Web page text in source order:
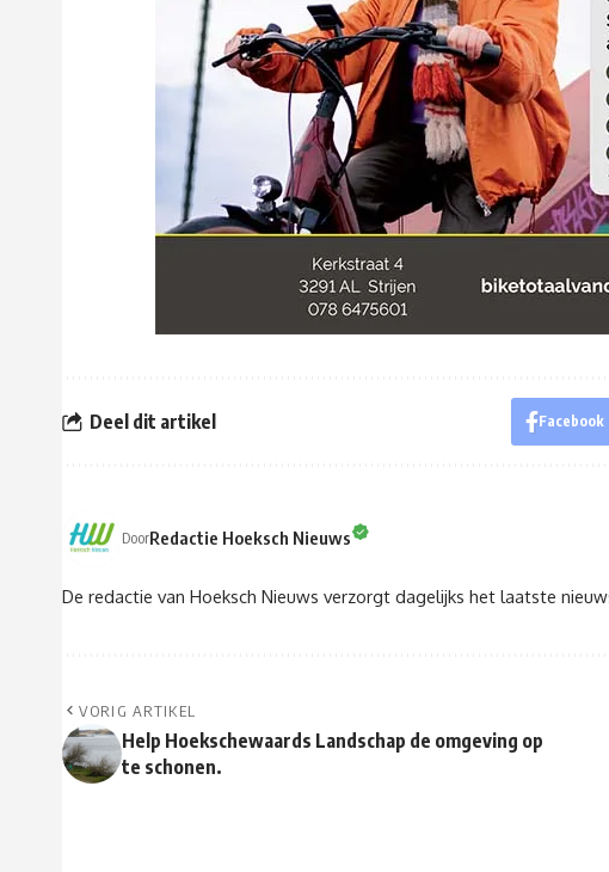
Deel dit artikel Facebook
DoorRedactie Hoeksch Nieuws
De redactie van Hoeksch Nieuws verzorgt dagelijks het laatste
VORIG ARTIKEL
Help Hoekschewaards Landschap de omgeving op
te schonen.